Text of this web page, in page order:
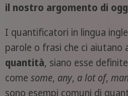
il nostro argomento di
I quantificatori in lingua
parole o frasi che ci aiutano
quantità, siano esse
come some, any, a lot of,
sono esempi comuni di